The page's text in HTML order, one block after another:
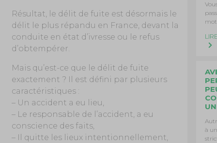
Résultat, le délit de fuite est désormais le
délit le plus répandu en France, devant la
conduite en état d’ivresse ou le refus
d’obtempérer.
Mais qu’est-ce que le délit de fuite
exactement ? Il est défini par plusieurs
caractéristiques :
– Un accident a eu lieu,
– Le responsable de l’accident, a eu
conscience des faits,
– Il quitte les lieux intentionnellement,
à